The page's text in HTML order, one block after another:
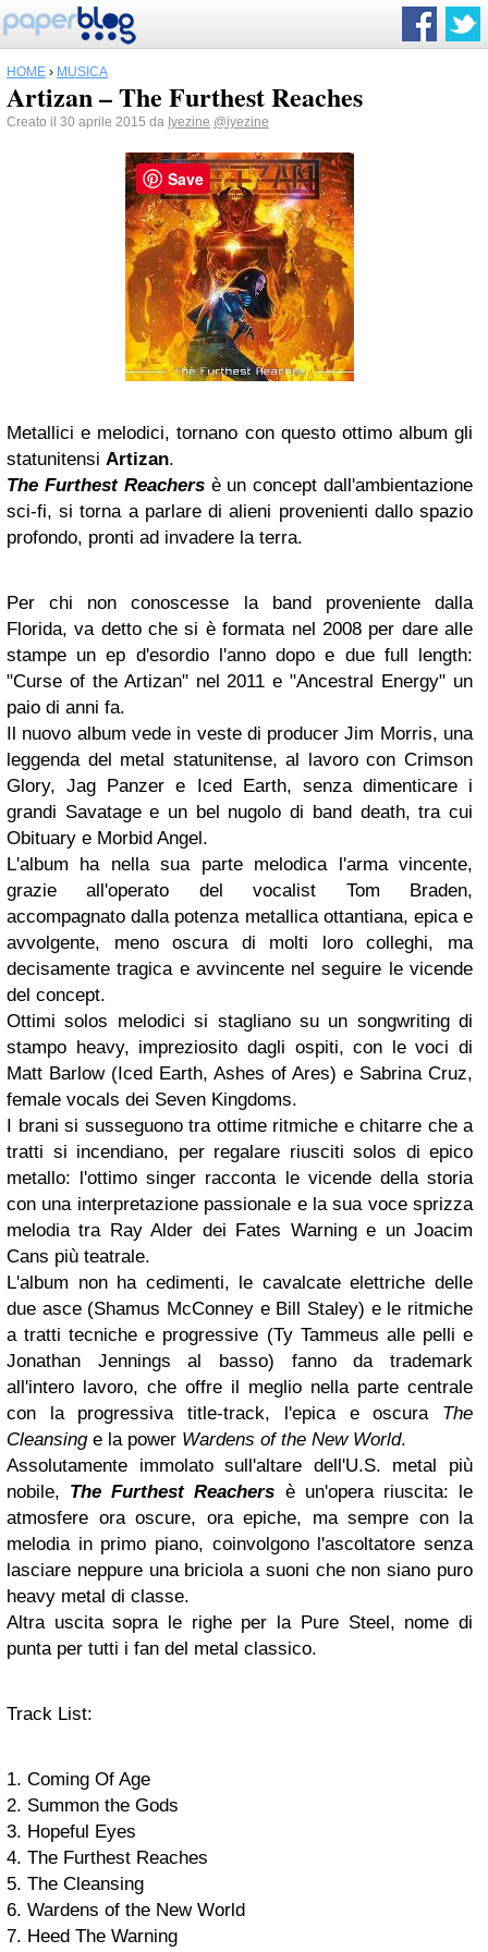
HOME › MUSICA
Artizan – The Furthest Reaches
Creato il 30 aprile 2015 da Iyezine @iyezine
Metallici e melodici, tornano con questo ottimo album gli
statunitensi Artizan.
The Furthest Reachersè un concept dall'ambientazione
sci-fi, si torna a parlare di alieni provenienti dallo spazio
profondo, pronti ad invadere la terra.
Per chi non conoscesse la band proveniente dalla
Florida, va detto che si è formata nel 2008 per dare alle
stampe un ep d'esordio l'anno dopo e due full length:
"Curse of the Artizan" nel 2011 e "Ancestral Energy" un
paio di anni fa.
Il nuovo album vede in veste di producer Jim Morris, una
leggenda del metal statunitense, al lavoro con Crimson
Glory, Jag Panzer e Iced Earth, senza dimenticare i
grandi Savatage e un bel nugolo di band death, tra cui
Obituary e Morbid Angel.
L'album ha nella sua parte melodica l'arma vincente,
grazie all'operato del vocalist Tom Braden,
accompagnato dalla potenza metallica ottantiana, epica e
avvolgente, meno oscura di molti loro colleghi, ma
decisamente tragica e avvincente nel seguire le vicende
del concept.
Ottimi solos melodici si stagliano su un songwriting di
stampo heavy, impreziosito dagli ospiti, con le voci di
Matt Barlow (Iced Earth, Ashes of Ares) e Sabrina Cruz,
female vocals dei Seven Kingdoms.
I brani si susseguono tra ottime ritmiche e chitarre che a
tratti si incendiano, per regalare riusciti solos di epico
metallo: l'ottimo singer racconta le vicende della storia
con una interpretazione passionale e la sua voce sprizza
melodia tra Ray Alder dei Fates Warning e un Joacim
Cans più teatrale.
L'album non ha cedimenti, le cavalcate elettriche delle
due asce (Shamus McConney e Bill Staley) e le ritmiche
a tratti tecniche e progressive (Ty Tammeus alle pelli e
Jonathan Jennings al basso) fanno da trademark
all'intero lavoro, che offre il meglio nella parte centrale
con la progressiva title-track, l'epica e oscura The
Cleansinge la power Wardens of the New World.
Assolutamente immolato sull'altare dell'U.S. metal più
nobile, The Furthest Reachers è un'opera riuscita: le
atmosfere ora oscure, ora epiche, ma sempre con la
melodia in primo piano, coinvolgono l'ascoltatore senza
lasciare neppure una briciola a suoni che non siano puro
heavy metal di classe.
Altra uscita sopra le righe per la Pure Steel, nome di
punta per tutti i fan del metal classico.
Track List:
1. Coming Of Age
2. Summon the Gods
3. Hopeful Eyes
4. The Furthest Reaches
5. The Cleansing
6. Wardens of the New World
7. Heed The Warning
Save